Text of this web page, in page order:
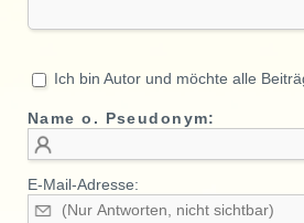
Ich bin Autor und möchte alle
Name o. Pseudonym:
E-Mail-Adresse: